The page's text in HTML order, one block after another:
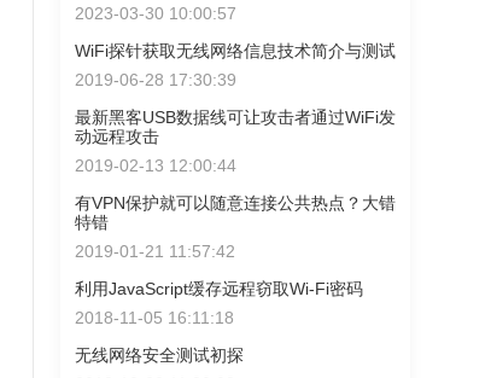
2023-03-30 10:00:57
WiFi探针获取无线网络信息技术简介与测试
2019-06-28 17:30:39
最新黑客USB数据线可让攻击者通过WiFi发
动远程攻击
2019-02-13 12:00:44
有VPN保护就可以随意连接公共热点？大错
特错
2019-01-21 11:57:42
利用JavaScript缓存远程窃取Wi-Fi密码
2018-11-05 16:11:18
无线网络安全测试初探